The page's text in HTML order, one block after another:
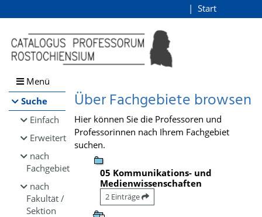
Browsen
direkt zum Inhalt
Start
Menü
Suche
Einfach
Erweitert
nach
Fachgebiet
nach
Fakultät /
Sektion
Über Fachgebiete browsen
Hier können Sie die Professoren und
Professorinnen nach Ihrem Fachgebiet
suchen.
05 Kommunikations- und
Medienwissenschaften
2 Einträge